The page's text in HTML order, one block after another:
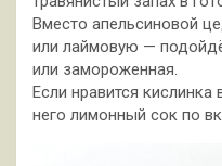
Вместо апельсиновой
или лаймовую —
или замороженная.
Если нравится
него лимонный сок по